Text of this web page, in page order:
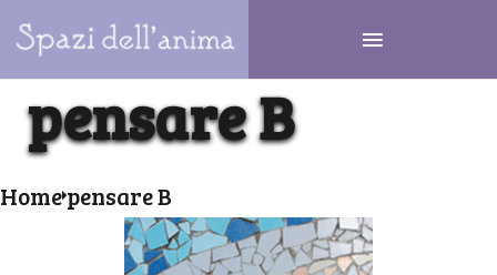
pensare B
Homepensare B